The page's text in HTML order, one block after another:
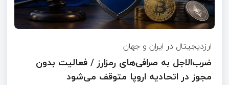
ارزدیجیتال در ایران و جهان
ضرب‌الاجل به صرافی‌های رمزارز / فعالیت بدون
مجوز در اتحادیه اروپا متوقف می‌شود